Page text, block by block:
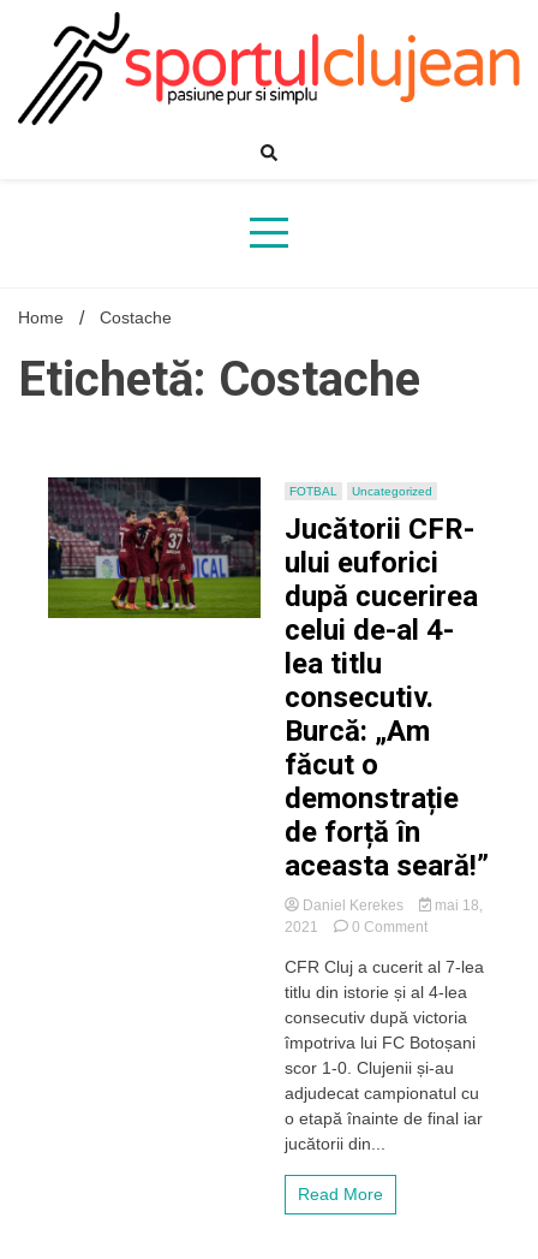
Home Costache
Etichetă: Costache
FOTBAL Uncategorized
Jucătorii CFR-
ului euforici
după cucerirea
celui de-al 4-
lea titlu
consecutiv.
Burcă: „Am
făcut o
demonstrație
de forță în
aceasta seară!”
Daniel Kerekes
mai 18,
2021
0 Commenton
CFR-
ului
euforici
cucerirea
celui
de-
al
CFR Cluj a cucerit al 7-lea
titlu din istorie și al 4-lea
consecutiv după victoria
împotriva lui FC Botoșani
scor 1-0. Clujenii și-au
adjudecat campionatul cu
o etapă înainte de final iar
jucătorii din...
Read More